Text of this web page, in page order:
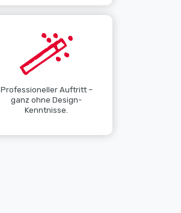
Professioneller Auftritt –
ganz ohne Design-
Kenntnisse.